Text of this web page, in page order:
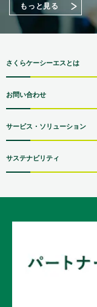
もっと見る
さくらケーシーエスとは
お問い合わせ
サービス・ソリューション
サステナビリティ